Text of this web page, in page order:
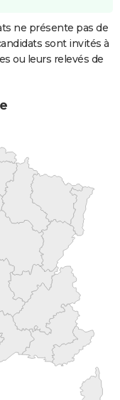
ne présente pas de
sont invités à
ou leurs relevés de